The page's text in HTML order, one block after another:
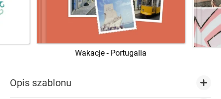
Wakacje - Portugalia
Opis szablonu